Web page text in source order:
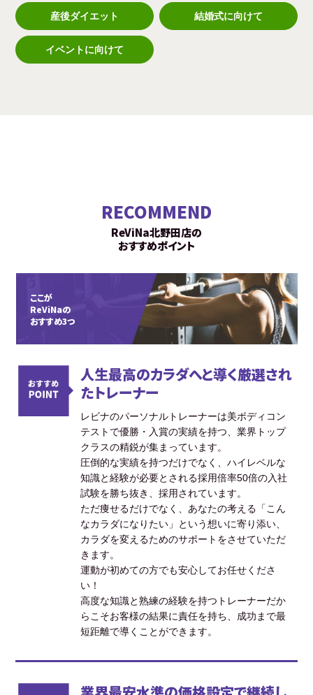
産後ダイエット 結婚式に向けて
イベントに向けて
RECOMMEND
ReViNa北野田店の
おすすめポイント
ここが
ReViNaの
おすすめ3つ
人生最高のカラダへと導く厳選され
たトレーナー
レビナのパーソナルトレーナーは美ボディコン
テストで優勝・入賞の実績を持つ、業界トップ
クラスの精鋭が集まっています。
圧倒的な実績を持つだけでなく、ハイレベルな
知識と経験が必要とされる採用倍率50倍の入社
試験を勝ち抜き、採用されています。
ただ痩せるだけでなく、あなたの考える「こん
なカラダになりたい」という想いに寄り添い、
カラダを変えるためのサポートをさせていただ
きます。
運動が初めての方でも安心してお任せくださ
い！
高度な知識と熟練の経験を持つトレーナーだか
らこそお客様の結果に責任を持ち、成功まで最
短距離で導くことができます。